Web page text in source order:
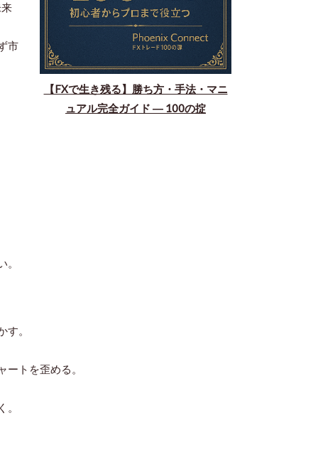
【FXで生き残る】勝ち方・手法・マニ
ュアル完全ガイド ― 100の掟
市
。
トを歪める。